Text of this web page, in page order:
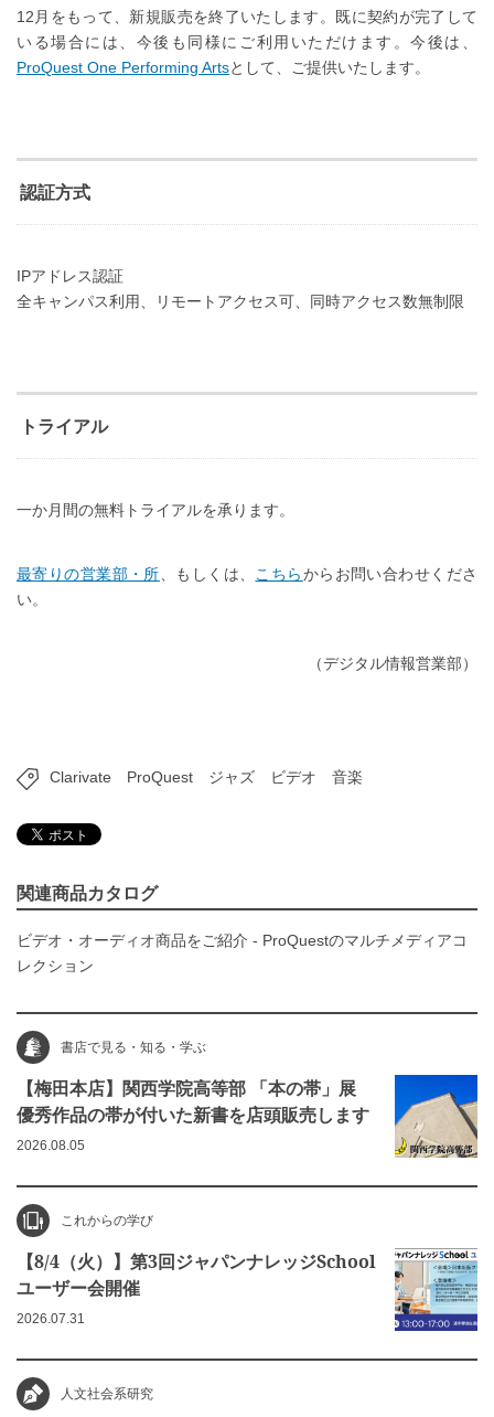
12月をもって、新規販売を終了いたします。既に契約が完了して
いる場合には、今後も同様にご利用いただけます。今後は、
ProQuest One Performing Artsとして、ご提供いたします。
認証方式
IPアドレス認証
全キャンパス利用、リモートアクセス可、同時アクセス数無制限
トライアル
一か月間の無料トライアルを承ります。
最寄りの営業部・所 、もしくは、 こちらからお問い合わせくださ
い。
（デジタル情報営業部）
Clarivate ProQuest ジャズ ビデオ 音楽
関連商品カタログ
ビデオ・オーディオ商品をご紹介 - ProQuestのマルチメディアコ
レクション
書店で見る・知る・学ぶ
【梅田本店】関西学院高等部 「本の帯」展
優秀作品の帯が付いた新書を店頭販売します
2026.08.05
これからの学び
【8/4（火）】第3回ジャパンナレッジSchool
ユーザー会開催
2026.07.31
人文社会系研究